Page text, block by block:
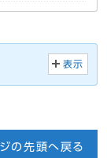
表示
の先頭へ戻る